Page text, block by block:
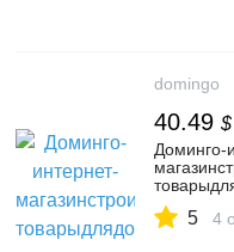
domingo
40.49 $
Доминго-
5 4